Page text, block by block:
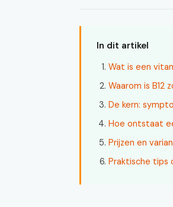
In dit artikel
Wat is een
Waarom is B12
De kern:
Hoe ontstaat
Prijzen en
Praktische tips